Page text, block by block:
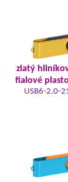
zlatý
fialové
USB6-2.0-